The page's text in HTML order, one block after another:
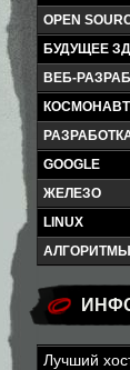
OPEN
БУДУЩЕЕ
ВЕБ-
GOOGLE
ЖЕЛЕЗО
LINUX
АЛГОРИТМЫ
Лучший